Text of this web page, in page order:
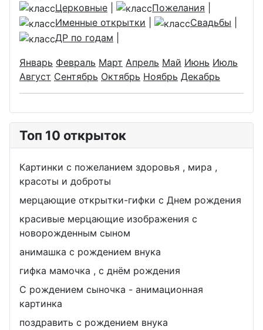
Церковные
Пожелания
Именные открытки
Свадьбы
ДР по годам
Январь Февраль Март Апрель Май Июнь Июль
Август Сентябрь Октябрь Ноябрь Декабрь
Топ 10 открыток
Картинки с пожеланием здоровья , мира ,
красоты и доброты
мерцающие открытки-гифки с Днем рождения
красивые мерцающие изображения с
новорожденным сыном
анимашка с рождением внука
гифка мамочка , с днём рождения
С рождением сыночка - анимационная
картинка
поздравить с рождением внука